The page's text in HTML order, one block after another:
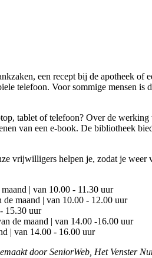
een recept bij de apotheek of
telefoon. Voor sommige mensen is
tablet of telefoon? Over de werking
van een e-book. De bibliotheek
vrijwilligers helpen je, zodat je weer
| van 10.00 - 11.30 uur
maand | van 10.00 - 12.00 uur
15.30 uur
de maand | van 14.00 -16.00 uur
| van 14.00 - 16.00 uur
door SeniorWeb, Het Venster